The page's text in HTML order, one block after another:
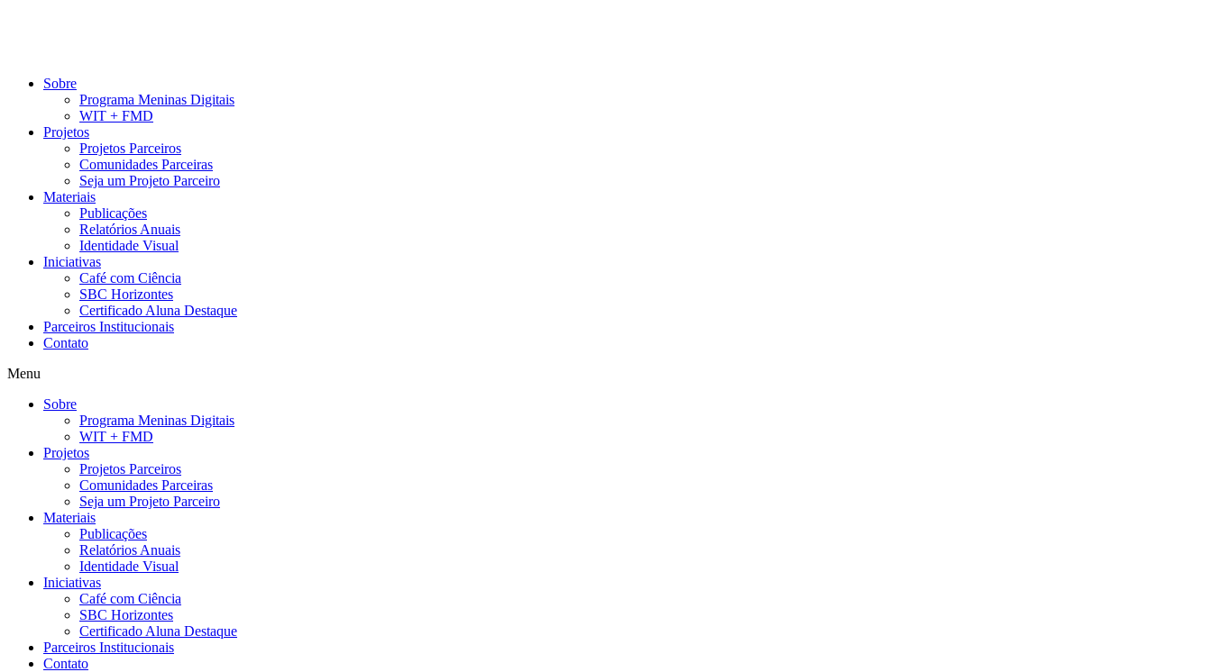
Sobre
Programa Meninas Digitais
WIT + FMD
Projetos
Projetos Parceiros
Comunidades Parceiras
Seja um Projeto Parceiro
Materiais
Publicações
Relatórios Anuais
Identidade Visual
Iniciativas
Café com Ciência
SBC Horizontes
Certificado Aluna Destaque
Parceiros Institucionais
Contato
Menu
Sobre
Programa Meninas Digitais
WIT + FMD
Projetos
Projetos Parceiros
Comunidades Parceiras
Seja um Projeto Parceiro
Materiais
Publicações
Relatórios Anuais
Identidade Visual
Iniciativas
Café com Ciência
SBC Horizontes
Certificado Aluna Destaque
Parceiros Institucionais
Contato